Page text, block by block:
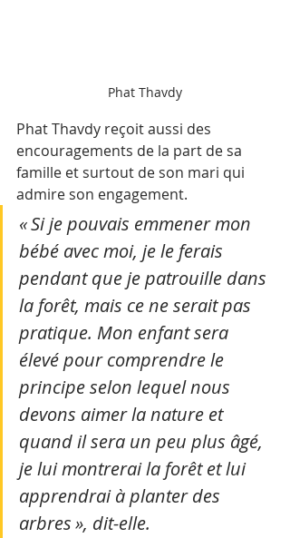
Phat Thavdy
Phat Thavdy reçoit aussi des
encouragements de la part de sa
famille et surtout de son mari qui
admire son engagement.
« Si je pouvais emmener mon
bébé avec moi, je le ferais
pendant que je patrouille dans
la forêt, mais ce ne serait pas
pratique. Mon enfant sera
élevé pour comprendre le
principe selon lequel nous
devons aimer la nature et
quand il sera un peu plus âgé,
je lui montrerai la forêt et lui
apprendrai à planter des
arbres », dit-elle.